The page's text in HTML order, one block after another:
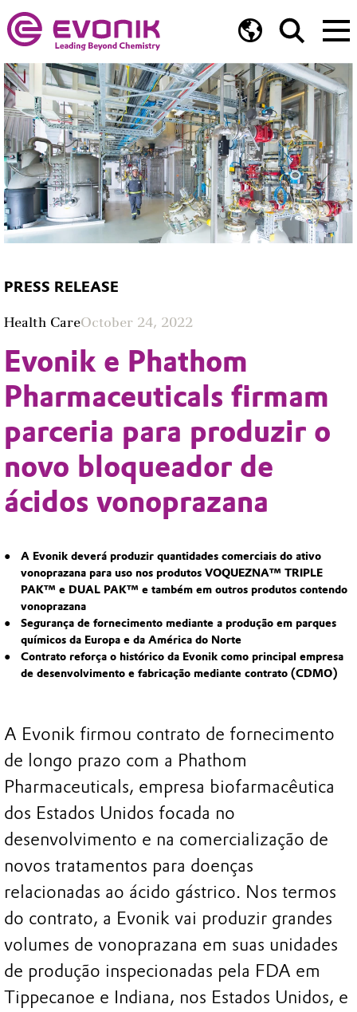
PRESS RELEASE
Health CareOctober 24, 2022
Evonik e Phathom
Pharmaceuticals firmam
parceria para produzir o
novo bloqueador de
ácidos vonoprazana
A Evonik deverá produzir quantidades comerciais do ativo
vonoprazana para uso nos produtos VOQUEZNA™ TRIPLE
PAK™ e DUAL PAK™ e também em outros produtos contendo
vonoprazana
Segurança de fornecimento mediante a produção em parques
químicos da Europa e da América do Norte
Contrato reforça o histórico da Evonik como principal empresa
de desenvolvimento e fabricação mediante contrato (CDMO)
A Evonik firmou contrato de fornecimento
de longo prazo com a Phathom
Pharmaceuticals, empresa biofarmacêutica
dos Estados Unidos focada no
desenvolvimento e na comercialização de
novos tratamentos para doenças
relacionadas ao ácido gástrico. Nos termos
do contrato, a Evonik vai produzir grandes
volumes de vonoprazana em suas unidades
de produção inspecionadas pela FDA em
Tippecanoe e Indiana, nos Estados Unidos, e